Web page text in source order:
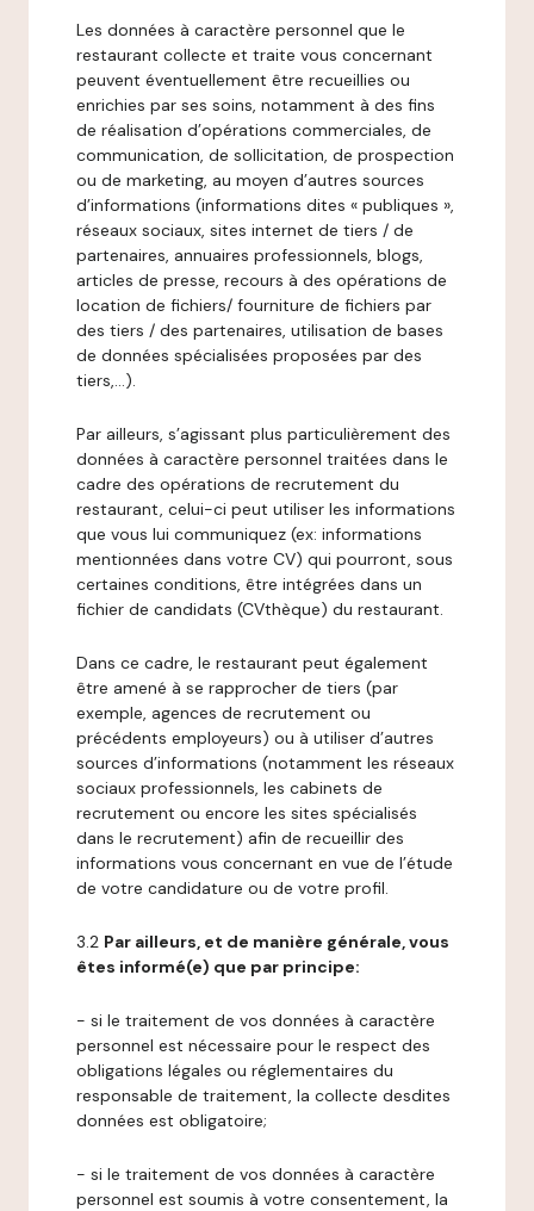
Les données à caractère personnel que le
restaurant collecte et traite vous concernant
peuvent éventuellement être recueillies ou
enrichies par ses soins, notamment à des fins
de réalisation d’opérations commerciales, de
communication, de sollicitation, de prospection
ou de marketing, au moyen d’autres sources
d’informations (informations dites « publiques »,
réseaux sociaux, sites internet de tiers / de
partenaires, annuaires professionnels, blogs,
articles de presse, recours à des opérations de
location de fichiers/ fourniture de fichiers par
des tiers / des partenaires, utilisation de bases
de données spécialisées proposées par des
tiers,…).
Par ailleurs, s’agissant plus particulièrement des
données à caractère personnel traitées dans le
cadre des opérations de recrutement du
restaurant, celui-ci peut utiliser les informations
que vous lui communiquez (ex: informations
mentionnées dans votre CV) qui pourront, sous
certaines conditions, être intégrées dans un
fichier de candidats (CVthèque) du restaurant.
Dans ce cadre, le restaurant peut également
être amené à se rapprocher de tiers (par
exemple, agences de recrutement ou
précédents employeurs) ou à utiliser d’autres
sources d’informations (notamment les réseaux
sociaux professionnels, les cabinets de
recrutement ou encore les sites spécialisés
dans le recrutement) afin de recueillir des
informations vous concernant en vue de l’étude
de votre candidature ou de votre profil.
3.2 Par ailleurs, et de manière générale, vous
êtes informé(e) que par principe:
- si le traitement de vos données à caractère
personnel est nécessaire pour le respect des
obligations légales ou réglementaires du
responsable de traitement, la collecte desdites
données est obligatoire;
- si le traitement de vos données à caractère
personnel est soumis à votre consentement, la